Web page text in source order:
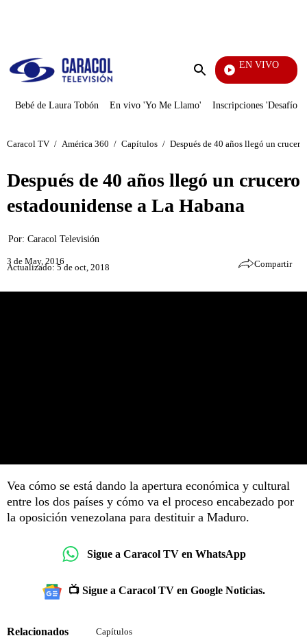
Enviar
EN VIVO
Día A Día
Bebé de Laura Tobón En vivo 'Yo Me Llamo' Inscripciones 'Desafío'
Caracol TV / América 360 / Capítulos / Después de 40 años llegó un
Después de 40 años llegó un crucero
estadounidense a La Habana
Por: Caracol Televisión
3 de May, 2016
Actualizado: 5 de oct, 2018 Compartir
Vea cómo se está dando la apertura económica y cultural
entre los dos países y cómo va el proceso encabezado por
la oposición venezolana para destituir a Maduro.
Sigue a Caracol TV en WhatsApp
📺 Sigue a Caracol TV en Google Noticias.
Relacionados Capítulos